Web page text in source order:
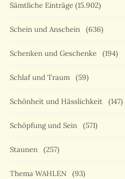
Sämtliche Einträge (15.902)
Schein und Anschein (636)
Schenken und Geschenke (194)
Schlaf und Traum (59)
Schönheit und Hässlichkeit (147)
Schöpfung und Sein (571)
Staunen (257)
Thema WAHLEN (93)